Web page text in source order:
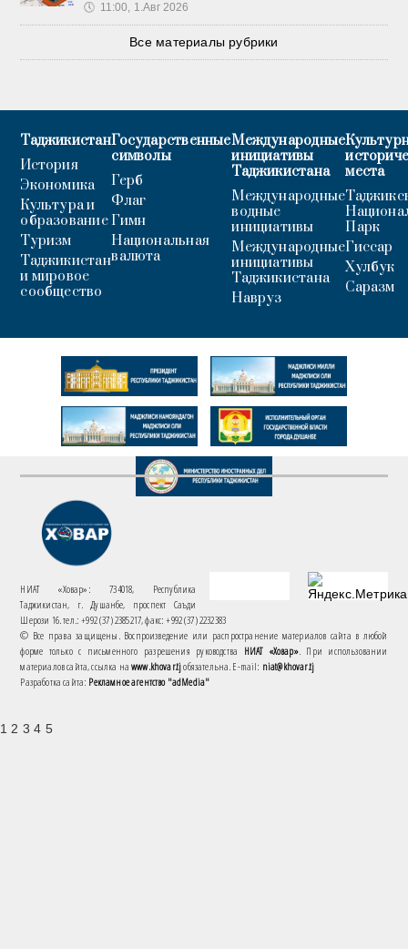
🕔 11:00, 1.Авг 2026
Все материалы рубрики
Таджикистан
История
Экономика
Культура и
образование
Туризм
Таджикистан
и мировое
сообщество
Государственные
символы
Герб
Флаг
Гимн
Национальная
валюта
Международные
инициативы
Таджикистана
Международные
водные
инициативы
Международные
инициативы
Таджикистана
Навруз
места
Парк
Гиссар
Хулбук
Саразм
НИАТ «Ховар»: 734018, Республика
Таджикистан, г. Душанбе, проспект Саъди
Шерози 16. тел.: +992 (37) 2385217, факс: +992 (37) 2232383
© Все права защищены. Воспроизведение или распространение материалов сайта в любой
форме только с письменного разрешения руководства НИАТ «Ховар». При использовании
материалов сайта, ссылка наwww.khovar.tjобязательна. E-mail: niat@khovar.tj
Разработка сайта: Рекламное агентство "adMedia"
1 2 3 4 5